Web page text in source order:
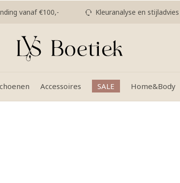
Accessoires SALE Home&Body
vanaf €100,- Kleuranalyse en stijladvies